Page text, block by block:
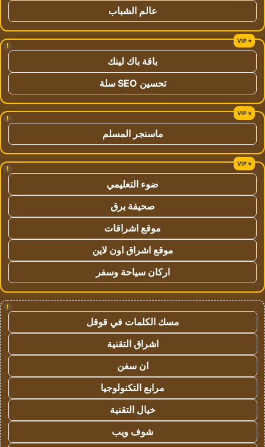
عالم الشباب
!
باقة باك لينك
تحسين SEO سلة
!
ماسنجر المسلم
!
ضوء التعليمي
صحيفة برق
موقع اشراقات
موقع اشراق اون لاين
اركان سياحة وسفر
!
مسك الكلمات في قوقل
اشراق التقنية
ان سفن
مرابع التكنولوجيا
خيال التقنية
شوف ويب